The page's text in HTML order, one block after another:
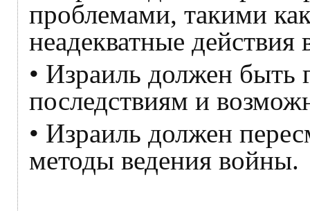
проблемами, такими
неадекватные
• Израиль должен быть
последствиям и
• Израиль должен
методы ведения войны.